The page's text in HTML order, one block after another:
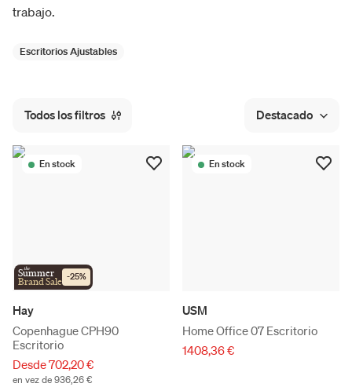
trabajo.
Escritorios Ajustables
Todos los filtros Destacado
En stock
the
Summer
Brand Sale -25%
Hay
Copenhague CPH90
Escritorio
Desde 702,20 €
en vez de 936,26 €
En stock
USM
Home Office 07 Escritorio
1408,36 €